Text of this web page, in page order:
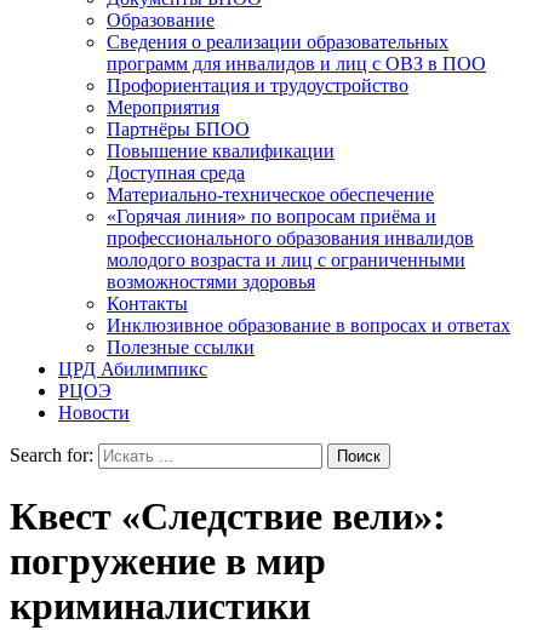
Образование
Сведения о реализации образовательных
программ для инвалидов и лиц с ОВЗ в ПОО
Профориентация и трудоустройство
Мероприятия
Партнёры БПОО
Повышение квалификации
Доступная среда
Материально-техническое обеспечение
«Горячая линия» по вопросам приёма и
профессионального образования инвалидов
молодого возраста и лиц с ограниченными
возможностями здоровья
Контакты
Инклюзивное образование в вопросах и ответах
Полезные ссылки
ЦРД Абилимпикс
РЦОЭ
Новости
Search for:
Квест «Следствие вели»:
погружение в мир
криминалистики